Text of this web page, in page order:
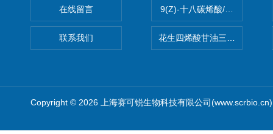
在线留言
联系我们
9(Z)-十八碳烯酸/油酸
花生四烯酸甘油三酯(顺式-
Copyright © 2026 上海赛可锐生物科技有限公司